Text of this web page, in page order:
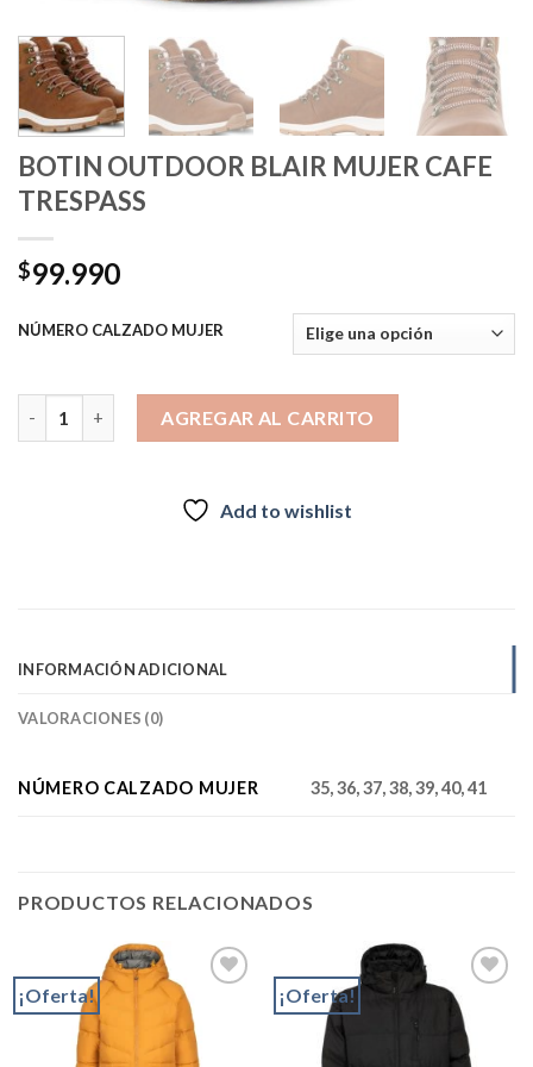
BOTIN OUTDOOR BLAIR MUJER CAFE
TRESPASS
$99.990
NÚMERO CALZADO MUJER
AGREGAR AL CARRITO
Add to wishlist
INFORMACIÓN ADICIONAL
VALORACIONES (0)
NÚMERO CALZADO MUJER 35, 36, 37, 38, 39, 40, 41
PRODUCTOS RELACIONADOS
¡Oferta!
wishlist
¡Oferta!
Add to
wishlist